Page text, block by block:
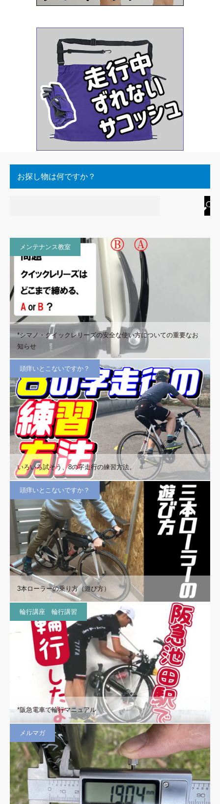
お探し物は何ですか？
メンテナンス教室
*シマノ・クイックレリーズの安全な使い方についての重要なお
知らせ
頭痒いとこないですか？
いろいろ試そう、8の字走行の練習方法。
頭痒いとこないですか？
3本ローラーの乗り方（遊び方）
輪行講座 輪行講習
*阪急電車で輪行マニュアル
メルマガ